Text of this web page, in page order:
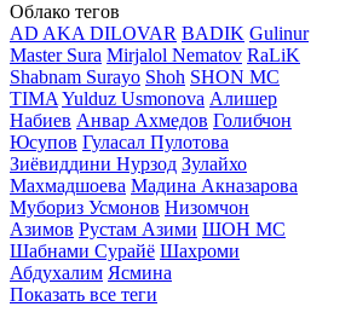
Облако тегов
AD AKA DILOVAR BADIK Gulinur
Master Sura Mirjalol Nematov RaLiK
Shabnam Surayo Shoh SHON MC
TIMA Yulduz Usmonova Алишер
Набиев Анвар Ахмедов Голибчон
Юсупов Гуласал Пулотова
Зиёвиддини Нурзод Зулайхо
Махмадшоева Мадина Акназарова
Мубориз Усмонов Низомчон
Азимов Рустам Азими ШОН МС
Шабнами Сурайё Шахроми
Абдухалим Ясмина
Показать все теги